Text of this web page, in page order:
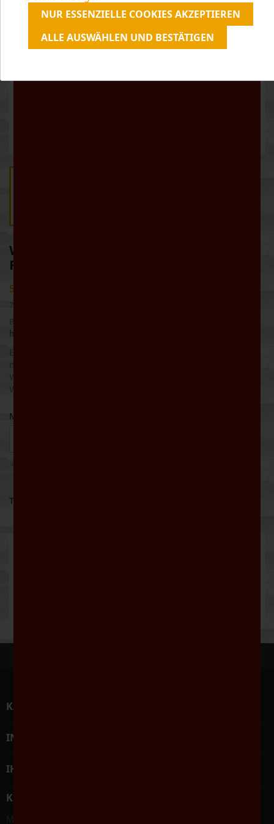
WINTERLAUNE - WINZERGLÜHWEIN
ROT
5,50 €
7,33 € pro Liter
Bruttopreis
Eine tiefrote Farbe und der würzige Geschmack - gepaart
mit einer feinen Süße - ergeben diesen würzigen
WINZERGLÜHWEIN ROT aus zertifiziert nachhaltigem
Weinbau unserer andersdenkenden Genossenschaft.
Menge

Teilen
KATEGORIEN
INFORMATIONEN
IHR KONTO
KONTAKT
NUR ESSENZIELLE COOKIES AKZEPTIEREN
ALLE AUSWÄHLEN UND BESTÄTIGEN
unsererDatenschutzerklärungzu.